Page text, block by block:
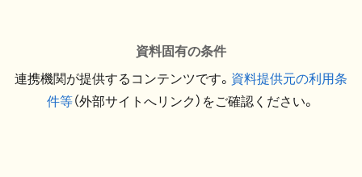
資料固有の条件
連携機関が提供するコンテンツです。 資料提供元の利用条
件等（外部サイトへリンク）をご確認ください。